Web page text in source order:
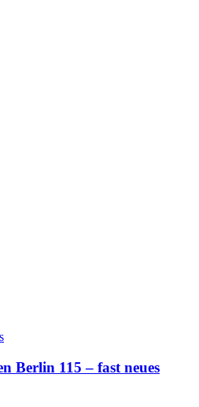
Berlin 115 – fast neues